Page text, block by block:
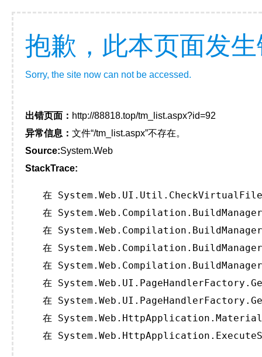
抱歉，此本页面发
Sorry, the site now can not be accessed.
出错页面： http://88818.top/tm_list.aspx?id=92
异常信息： 文件“/tm_list.aspx”不存在。
Source:System.Web
StackTrace:
在
在
在
在
在
在
在
在
在